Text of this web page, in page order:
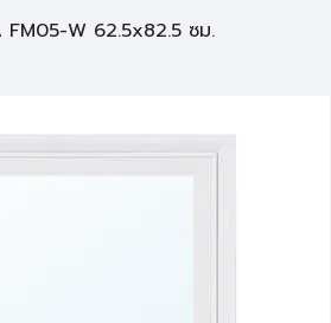
FM05-W 62.5x82.5 ซม.